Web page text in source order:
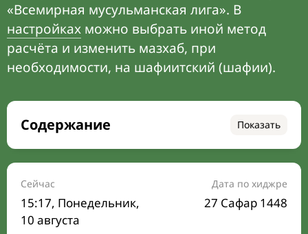
«Всемирная мусульманская лига». В
настройках можно выбрать иной метод
расчёта и изменить мазхаб, при
необходимости, на шафиитский (шафии).
Содержание Показать
Время намаза на сегодня
Расписание на месяц
Время Сухура и Ифтара на сегодня
Сейчас
15:17, Понедельник,
10 августа
Дата по хиджре
27 Сафар 1448